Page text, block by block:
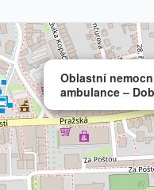
Oblastní
ambulance –